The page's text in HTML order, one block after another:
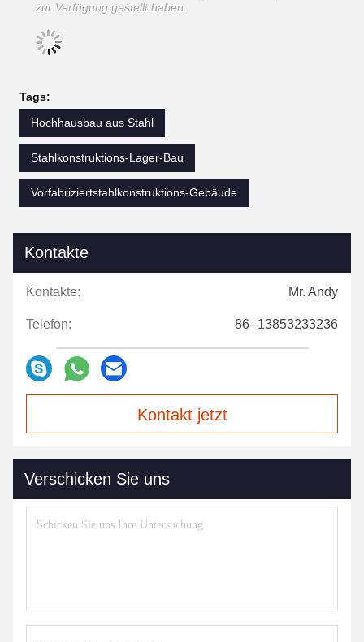
zur Verfügung gestellt haben.
Tags:
Hochhausbau aus Stahl
Stahlkonstruktions-Lager-Bau
Vorfabriziertstahlkonstruktions-Gebäude
Kontakte
Kontakte: Mr. Andy
Telefon: 86--13853233236
Kontakt jetzt
Verschicken Sie uns